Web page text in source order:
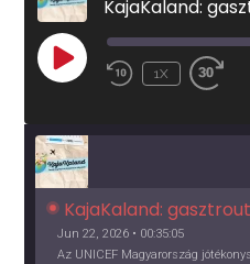
KajaKaland:
PLAY
EPISODE
1X
KajaKaland:
Jun 22, 2026 • 00:35:05